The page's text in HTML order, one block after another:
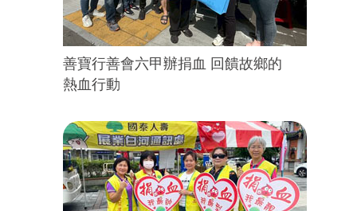
善寶行善會六甲辦捐血 回饋故鄉的
熱血行動